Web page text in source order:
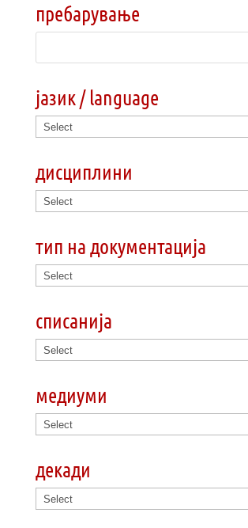
пребарување
јазик / language
дисциплини
тип на документација
списанија
медиуми
декади